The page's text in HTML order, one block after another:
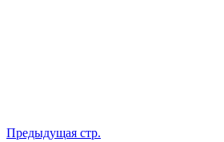
Предыдущая стр.